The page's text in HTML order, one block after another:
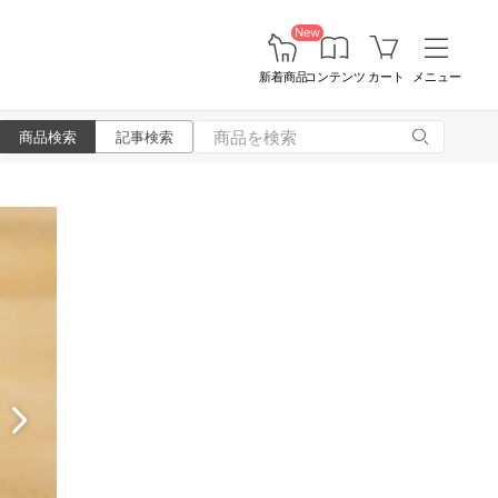
New
新着商品コンテンツ カート メニュー
商品検索 記事検索